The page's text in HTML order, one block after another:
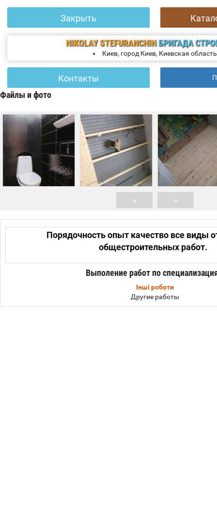
Закрыть
NIKOLAY STEFURANCHINБРИГАДА
Киев, город Киев, Киевская область
Контакты
Файлы и фото
« »
Порядочность опыт качество все виды
общестроительных работ.
Выполение работ по
Інші роботи
Другие работы